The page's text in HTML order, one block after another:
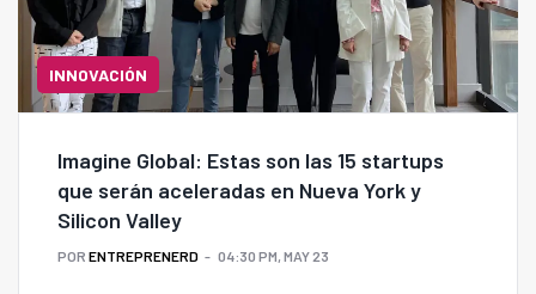
INNOVACIÓN
Imagine Global: Estas son las 15 startups
que serán aceleradas en Nueva York y
Silicon Valley
POR ENTREPRENERD 04:30 PM, MAY 23